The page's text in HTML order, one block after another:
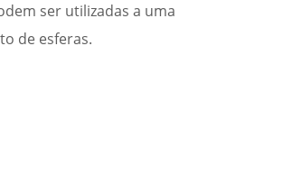
ser utilizadas a uma
de esferas.